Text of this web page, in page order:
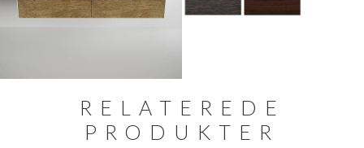
RELATEREDE
PRODUKTER